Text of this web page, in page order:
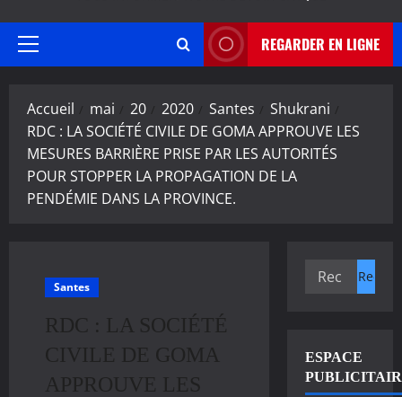
Menu
REGARDER EN LIGNE
Accueil mai 20 2020 Santes
Shukrani
RDC : LA SOCIÉTÉ CIVILE DE GOMA APPROUVE LES
MESURES BARRIÈRE PRISE PAR LES AUTORITÉS
POUR STOPPER LA PROPAGATION DE LA
PENDÉMIE DANS LA PROVINCE.
Santes
RDC : LA SOCIÉTÉ
CIVILE DE GOMA
APPROUVE LES
Rechercher :
ESPACE